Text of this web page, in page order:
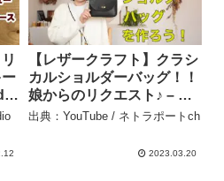
【レザークラフト】クラシ
カルショルダーバッグ！！
娘からのリクエスト♪ – ネ
トラポートch
出典：YouTube / ネトラポートch
2023.03.20